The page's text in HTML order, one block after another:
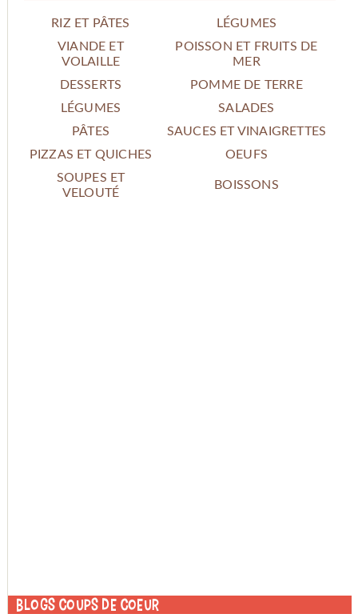
RIZ ET PÂTES
LÉGUMES
VIANDE ET
VOLAILLE
POISSON ET FRUITS DE
MER
DESSERTS
POMME DE TERRE
LÉGUMES
SALADES
PÂTES
SAUCES ET VINAIGRETTES
PIZZAS ET QUICHES
OEUFS
SOUPES ET
VELOUTÉ
BOISSONS
Blogs coups de coeur